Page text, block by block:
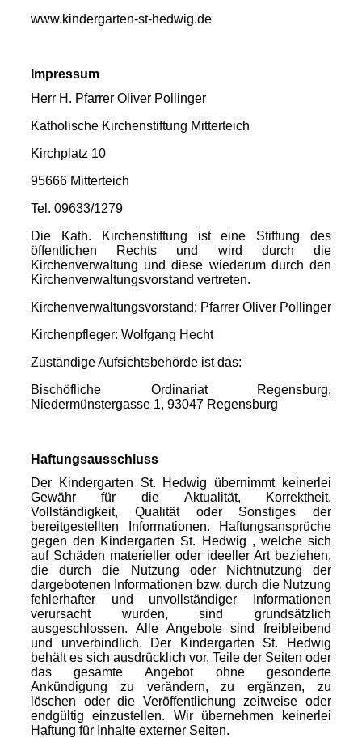
www.kindergarten-st-hedwig.de
Impressum
Herr H. Pfarrer Oliver Pollinger
Katholische Kirchenstiftung Mitterteich
Kirchplatz 10
95666 Mitterteich
Tel. 09633/1279
Die Kath. Kirchenstiftung ist eine Stiftung des
öffentlichen Rechts und wird durch die
Kirchenverwaltung und diese wiederum durch den
Kirchenverwaltungsvorstand vertreten.
Kirchenverwaltungsvorstand: Pfarrer Oliver Pollinger
Kirchenpfleger: Wolfgang Hecht
Zuständige Aufsichtsbehörde ist das:
Bischöfliche Ordinariat Regensburg,
Niedermünstergasse 1, 93047 Regensburg
Haftungsausschluss
Der Kindergarten St. Hedwig übernimmt keinerlei
Gewähr für die Aktualität, Korrektheit,
Vollständigkeit, Qualität oder Sonstiges der
bereitgestellten Informationen. Haftungsansprüche
gegen den Kindergarten St. Hedwig , welche sich
auf Schäden materieller oder ideeller Art beziehen,
die durch die Nutzung oder Nichtnutzung der
dargebotenen Informationen bzw. durch die Nutzung
fehlerhafter und unvollständiger Informationen
verursacht wurden, sind grundsätzlich
ausgeschlossen. Alle Angebote sind freibleibend
und unverbindlich. Der Kindergarten St. Hedwig
behält es sich ausdrücklich vor, Teile der Seiten oder
das gesamte Angebot ohne gesonderte
Ankündigung zu verändern, zu ergänzen, zu
löschen oder die Veröffentlichung zeitweise oder
endgültig einzustellen. Wir übernehmen keinerlei
Haftung für Inhalte externer Seiten.